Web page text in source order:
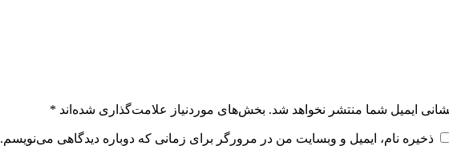
ایمیل شما منتشر نخواهد شد. بخش‌های موردنیاز علامت‌گذاری شده‌اند *
ذخیره نام، ایمیل و وبسایت من در مرورگر برای زمانی که دوباره دیدگاهی می‌نویسم.